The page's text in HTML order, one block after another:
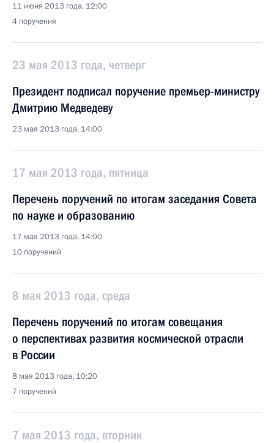
11 июня 2013 года, 12:00
4 поручения
23 мая 2013 года, четверг
Президент подписал поручение премьер-министру
Дмитрию Медведеву
23 мая 2013 года, 14:00
17 мая 2013 года, пятница
Перечень поручений по итогам заседания Совета
по науке и образованию
17 мая 2013 года, 14:00
10 поручений
8 мая 2013 года, среда
Перечень поручений по итогам совещания
о перспективах развития космической отрасли
в России
8 мая 2013 года, 10:20
7 поручений
7 мая 2013 года, вторник